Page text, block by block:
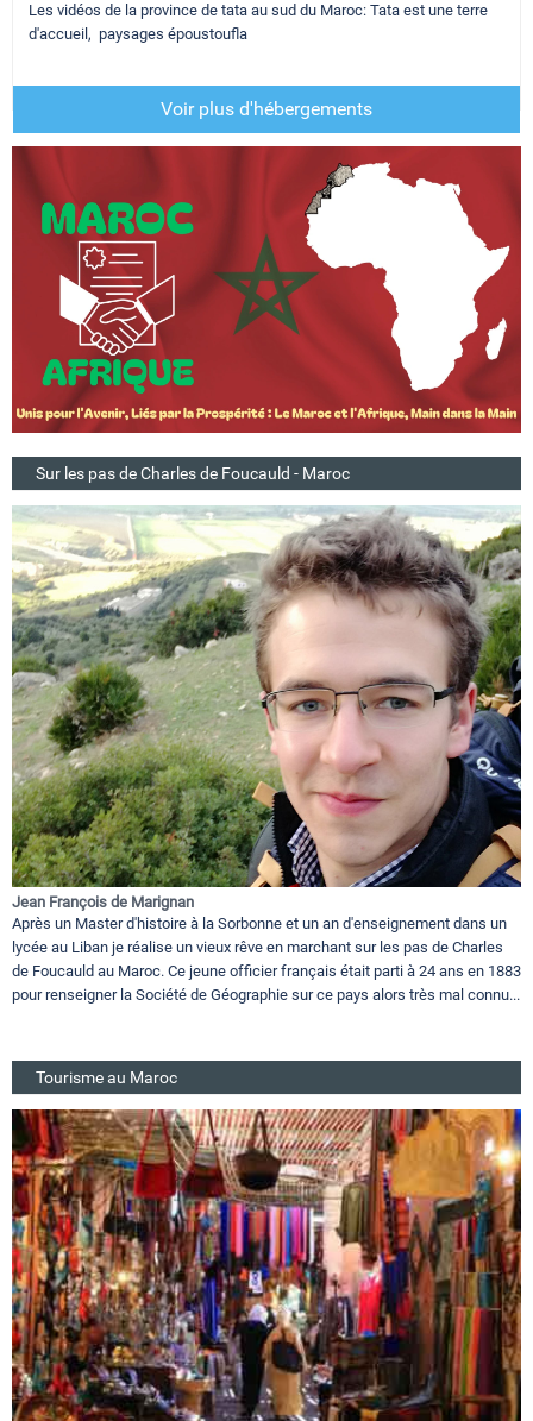
Les vidéos de la province de tata au sud du Maroc: Tata est une terre
d'accueil, paysages époustoufla
Voir plus d'hébergements
Sur les pas de Charles de Foucauld - Maroc
Jean François de Marignan
Après un Master d'histoire à la Sorbonne et un an d'enseignement dans un
lycée au Liban je réalise un vieux rêve en marchant sur les pas de Charles
de Foucauld au Maroc. Ce jeune officier français était parti à 24 ans en 1883
pour renseigner la Société de Géographie sur ce pays alors très mal connu...
Tourisme au Maroc